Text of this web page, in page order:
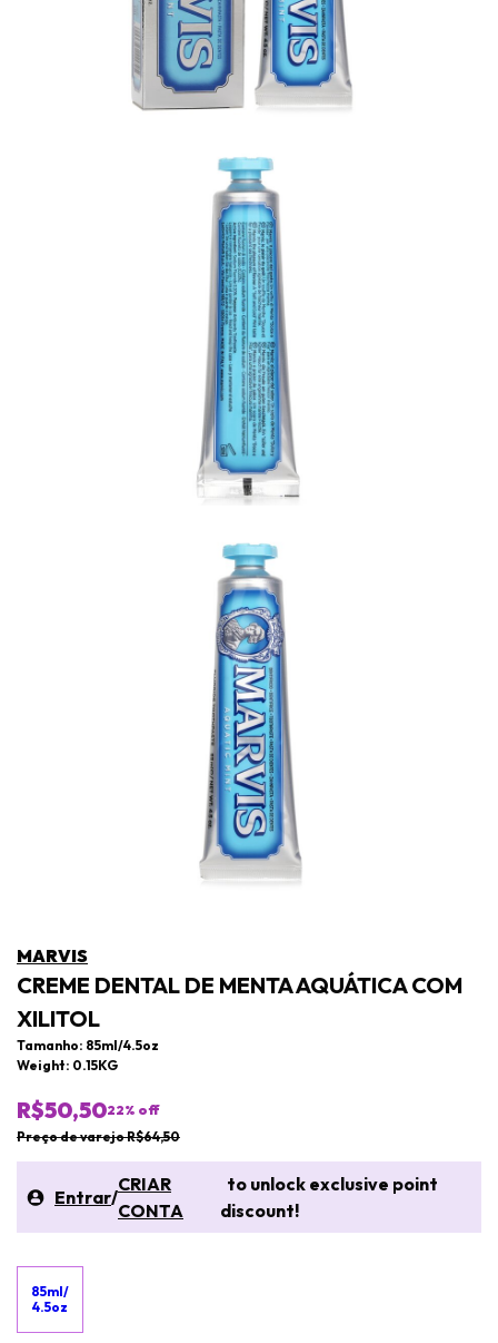
MARVIS
CREME DENTAL DE MENTA AQUÁTICA COM
XILITOL
Tamanho: 85ml/4.5oz
Weight: 0.15KG
R$50,5022% off
Preço de varejo R$64,50
Entrar/
CRIAR
CONTA
to unlock exclusive point
discount!
85ml/
4.5oz